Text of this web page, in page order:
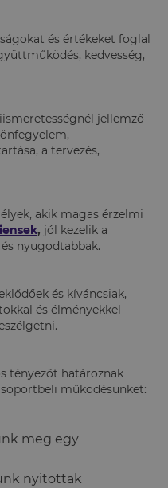
és értékeket foglal
kedvesség,
jellemző
a tervezés,
akik magas érzelmi
, jól kezelik a
nyugodtabbak.
és kíváncsiak,
és élményekkel
tényezőt határoznak
működésünket:
meg egy
nyitottak